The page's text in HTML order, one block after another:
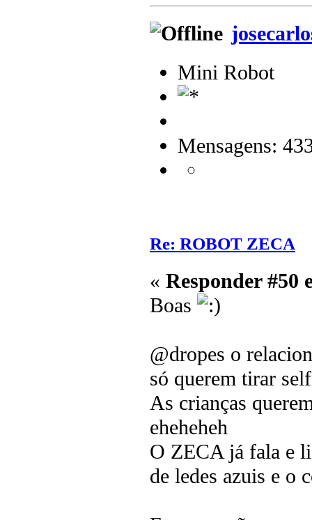
Mini Robot
Mensagens:
Re: ROBOT ZECA
« Responder #50
Boas
@dropes o
só querem tirar
As crianças
eheheheh
O ZECA já fala e
de ledes azuis e o